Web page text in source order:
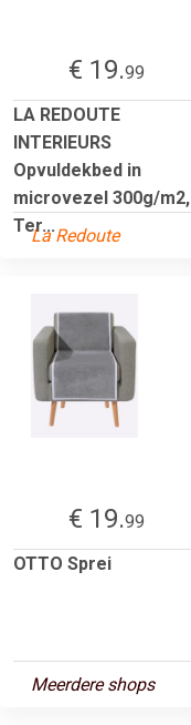
€ 19.99
LA REDOUTE
INTERIEURS
Opvuldekbed in
microvezel 300g/m2,
Ter...
La Redoute
€ 19.99
OTTO Sprei
Meerdere shops